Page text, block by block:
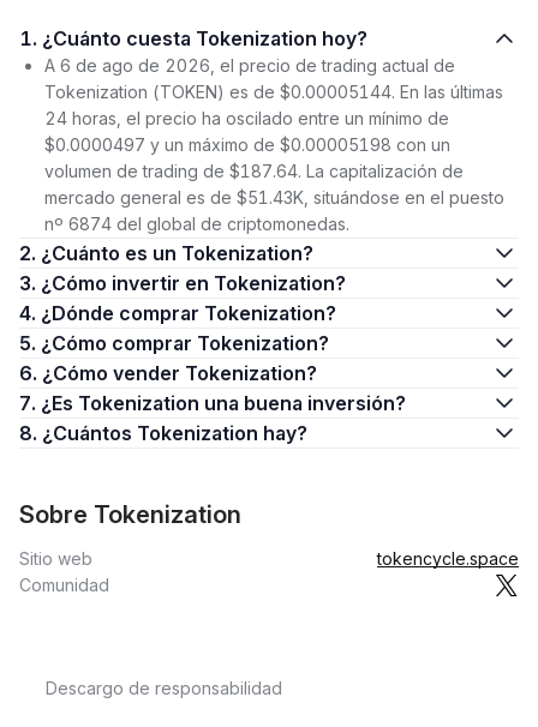
1. ¿Cuánto cuesta Tokenization hoy?
A 6 de ago de 2026, el precio de trading actual de
Tokenization (TOKEN) es de $0.00005144. En las últimas
24 horas, el precio ha oscilado entre un mínimo de
$0.0000497 y un máximo de $0.00005198 con un
volumen de trading de $187.64. La capitalización de
mercado general es de $51.43K, situándose en el puesto
nº 6874 del global de criptomonedas.
2. ¿Cuánto es un Tokenization?
3. ¿Cómo invertir en Tokenization?
4. ¿Dónde comprar Tokenization?
5. ¿Cómo comprar Tokenization?
6. ¿Cómo vender Tokenization?
7. ¿Es Tokenization una buena inversión?
8. ¿Cuántos Tokenization hay?
Sobre Tokenization
Sitio web
tokencycle.space
Comunidad
Descargo de responsabilidad